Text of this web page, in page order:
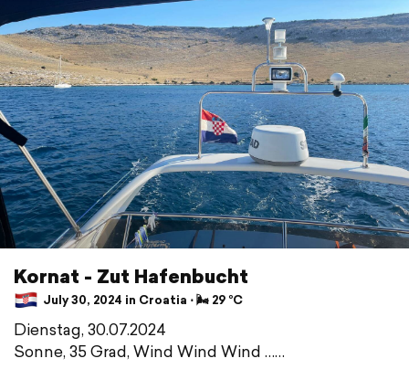
Kornat - Zut Hafenbucht
July 30, 2024 in Croatia ⋅ 🌬 29 °C
Dienstag, 30.07.2024
Sonne, 35 Grad, Wind Wind Wind ……